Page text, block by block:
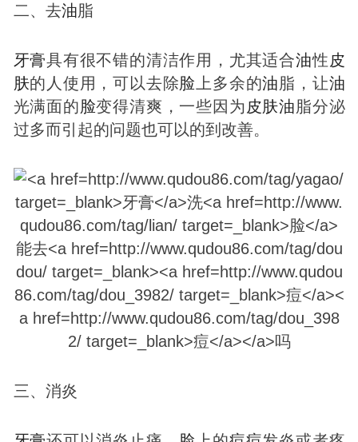
二、去油脂
牙膏具有很不错的清洁作用，尤其适合油性 皮
肤的人使用，可以去除脸 上多余的油脂，让油
光满面的脸变得清爽，一些因为 皮肤油脂分泌
过多而引起的问题也可以的到改善。
三、消炎